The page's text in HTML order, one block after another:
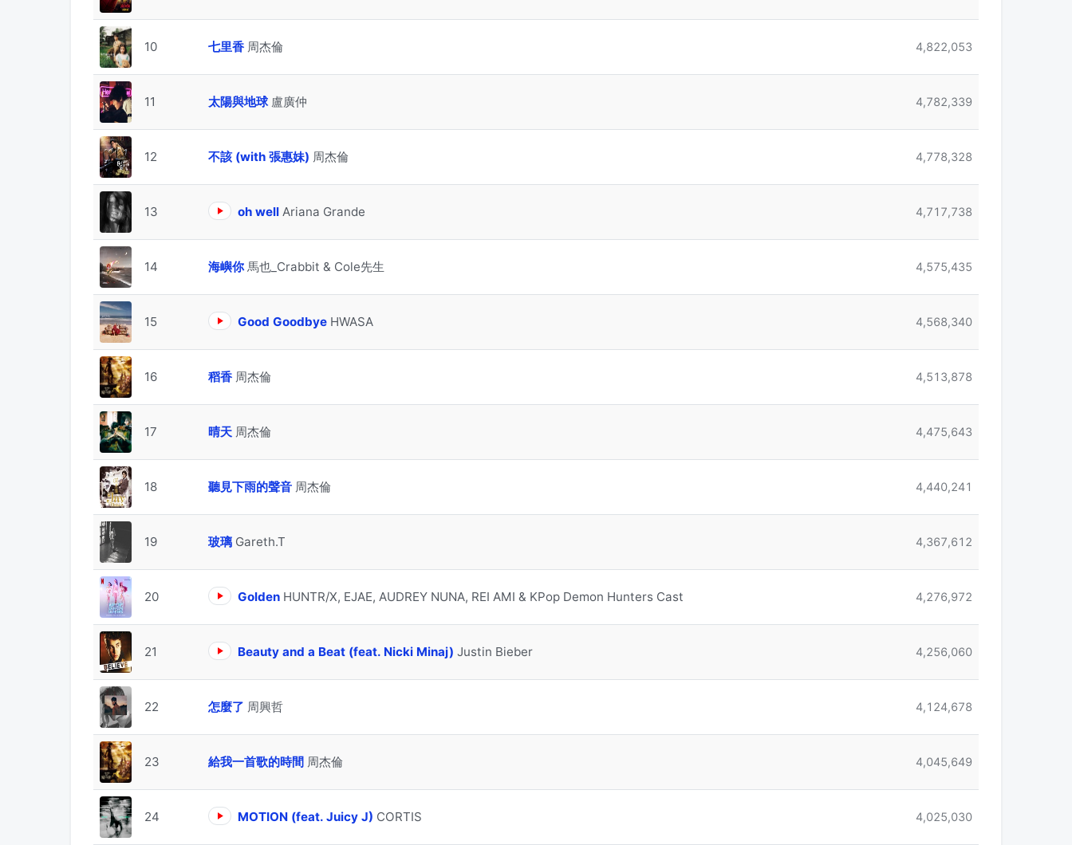
10 七里香 周杰倫 4,822,053
11 太陽與地球 盧廣仲 4,782,339
12 不該 (with 張惠妹) 周杰倫 4,778,328
13 oh well Ariana Grande 4,717,738
14 海嶼你 馬也_Crabbit & Cole先生 4,575,435
15 Good Goodbye HWASA 4,568,340
16 稻香 周杰倫 4,513,878
17 晴天 周杰倫 4,475,643
18 聽見下雨的聲音 周杰倫 4,440,241
19 玻璃 Gareth.T 4,367,612
20 Golden HUNTR/X, EJAE, AUDREY NUNA, REI AMI & KPop Demon Hunters Cast 4,276,972
21 Beauty and a Beat (feat. Nicki Minaj) Justin Bieber 4,256,060
22 怎麼了 周興哲 4,124,678
23 給我一首歌的時間 周杰倫 4,045,649
24 MOTION (feat. Juicy J) CORTIS 4,025,030